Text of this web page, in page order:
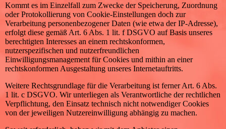
Kommt es im Einzelfall zum Zwecke der Speicherung, Zuordnung
oder Protokollierung von Cookie-Einstellungen doch zur
Verarbeitung personenbezogener Daten (wie etwa der IP-Adresse),
erfolgt diese gemäß Art. 6 Abs. 1 lit. f DSGVO auf Basis unseres
berechtigten Interesses an einem rechtskonformen,
nutzerspezifischen und nutzerfreundlichen
Einwilligungsmanagement für Cookies und mithin an einer
rechtskonformen Ausgestaltung unseres Internetauftritts.
Weitere Rechtsgrundlage für die Verarbeitung ist ferner Art. 6 Abs.
1 lit. c DSGVO. Wir unterliegen als Verantwortliche der rechtlichen
Verpflichtung, den Einsatz technisch nicht notwendiger Cookies
von der jeweiligen Nutzereinwilligung abhängig zu machen.